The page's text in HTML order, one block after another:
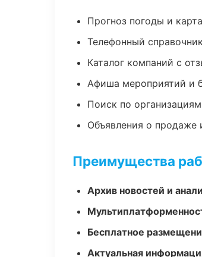
Прогноз погоды и
Телефонный
Каталог компаний с
Афиша мероприятий и
Поиск по
Объявления о продаже
Преимущества
Архив новостей и
Бесплатное
Актуальная